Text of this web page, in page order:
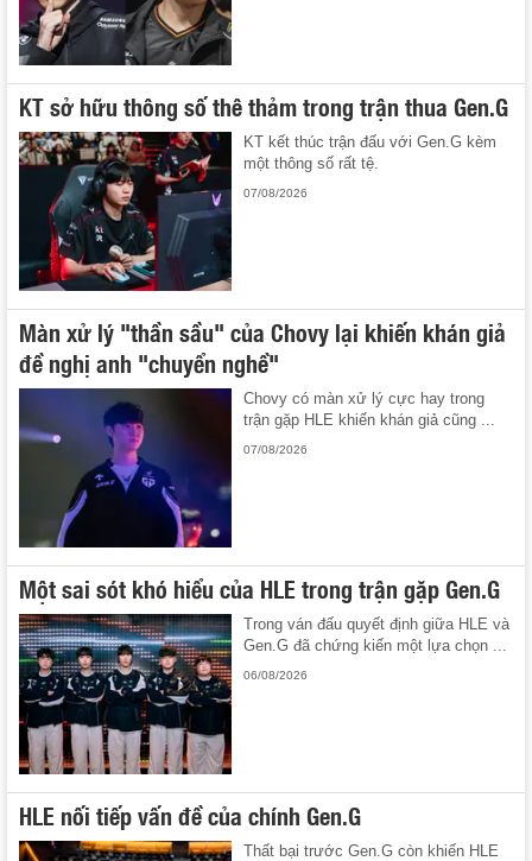
KT sở hữu thông số thê thảm trong trận thua Gen.G
KT kết thúc trận đấu với Gen.G kèm
một thông số rất tệ.
07/08/2026
Màn xử lý "thần sầu" của Chovy lại khiến khán giả
đề nghị anh "chuyển nghề"
Chovy có màn xử lý cực hay trong
trận gặp HLE khiến khán giả cũng ...
07/08/2026
Một sai sót khó hiểu của HLE trong trận gặp Gen.G
Trong ván đấu quyết định giữa HLE và
Gen.G đã chứng kiến một lựa chọn ...
06/08/2026
HLE nối tiếp vấn đề của chính Gen.G
Thất bại trước Gen.G còn khiến HLE